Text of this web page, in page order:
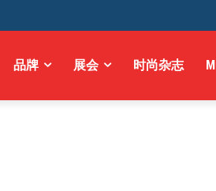
品牌 展会 时尚杂志